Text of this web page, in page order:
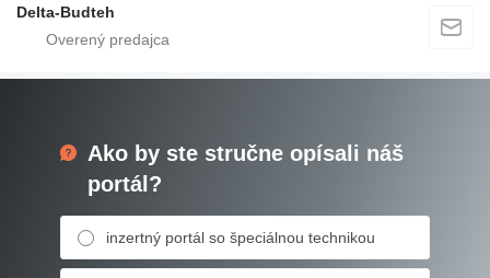
Delta-Budteh
Ako by ste stručne opísali náš
portál?
inzertný portál so špeciálnou technikou